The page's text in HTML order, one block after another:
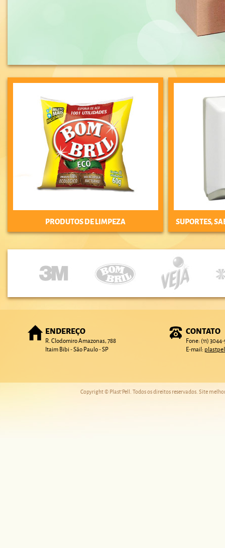
PRODUTOS DE LIMPEZA SUPORTES,
ENDEREÇO
R. Clodomiro Amazonas, 788
Itaim Bibi - São Paulo - SP
CONTATO
Fone: (11)
E-mail:
Copyright © Plast'Pell. Todos os direitos reservados. Site